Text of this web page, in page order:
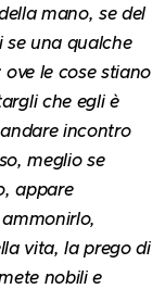
mano, se del
una qualche
le cose stiano
che egli è
incontro
meglio se
appare
vita, la prego di
nobili e